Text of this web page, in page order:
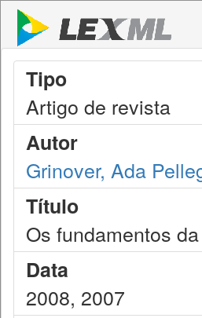
Tipo
Artigo de revista
Autor
Grinover, Ada
Título
Os fundamentos
Data
2008, 2007